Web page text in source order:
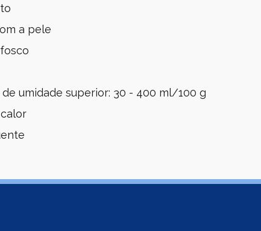
a pele
umidade superior: 30 - 400 ml/100 g